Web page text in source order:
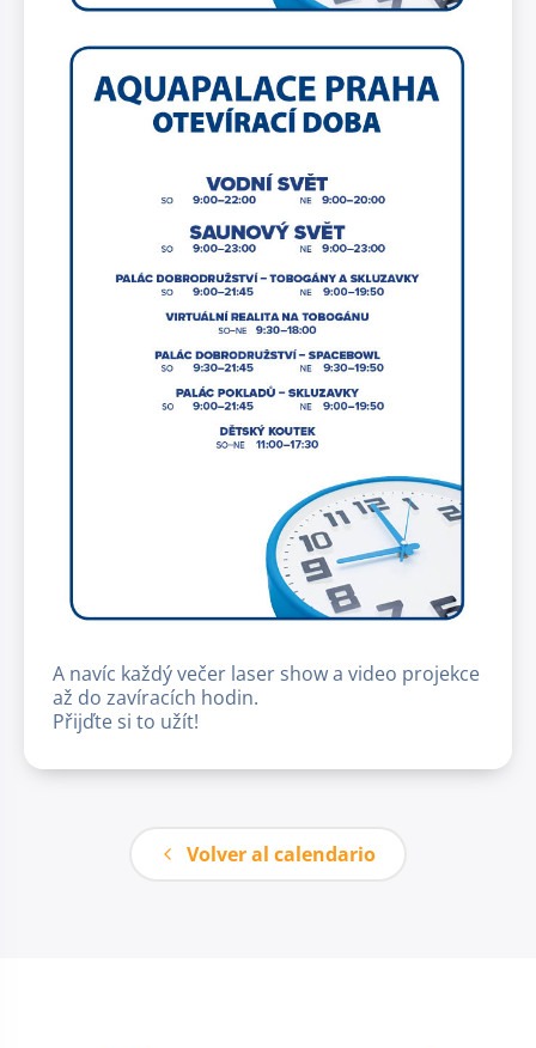
A navíc každý večer laser show a video projekce
až do zavíracích hodin.
Přijďte si to užít!
Volver al calendario